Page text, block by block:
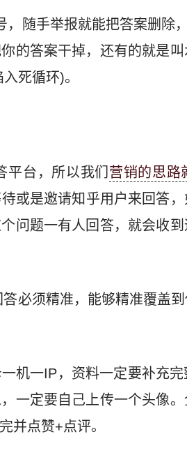
随手举报就能把答案删除
的答案干掉，还有的就是
死循环)。
台，所以我们 营销的思路
或是邀请知乎用户来回答
问题一有人回答，就会收
必须精准，能够精准覆盖
机一IP，资料一定要补充
一定要自己上传一个头像
并点赞+点评。